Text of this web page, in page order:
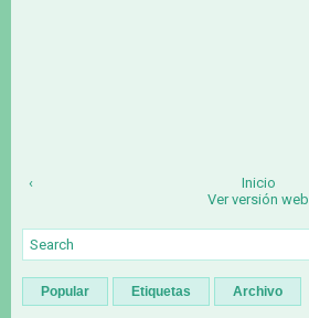
‹
Inicio
Ver versión web
Popular Etiquetas Archivo